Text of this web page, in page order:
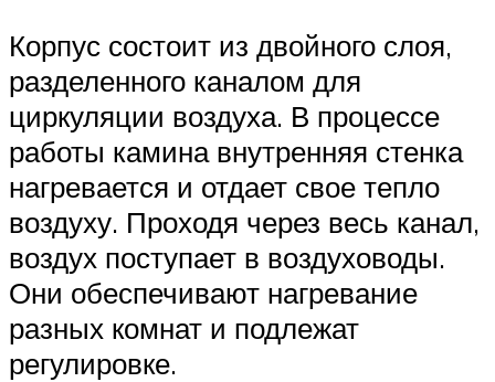
Корпус состоит из двойного слоя,
разделенного каналом для
циркуляции воздуха. В процессе
работы камина внутренняя стенка
нагревается и отдает свое тепло
воздуху. Проходя через весь канал,
воздух поступает в воздуховоды.
Они обеспечивают нагревание
разных комнат и подлежат
регулировке.